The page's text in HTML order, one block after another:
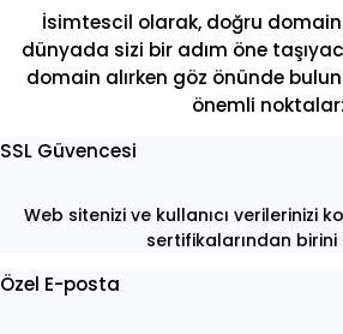
İsimtescil olarak, doğru
dünyada sizi bir adım öne
domain alırken göz önünde
önemli noktalar:
SSL Güvencesi
Web sitenizi ve kullanıcı verilerinizi
sertifikalarından birini
Özel E-posta